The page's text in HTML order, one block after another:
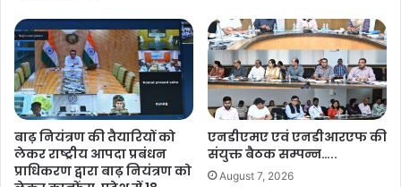
रा
एं
गे
झं
डा
…
.
र्चा
आ
यो
जि
त
…
…
बाढ़ नियंत्रण की तैयारियों को
लेकर राष्ट्रीय आपदा प्रबंधन
प्राधिकरण द्वारा बाढ़ नियंत्रण को
एनडीएमए एवं एनडीआरएफ की
संयुक्त बैठक सम्पन्न…..
August 7, 2026